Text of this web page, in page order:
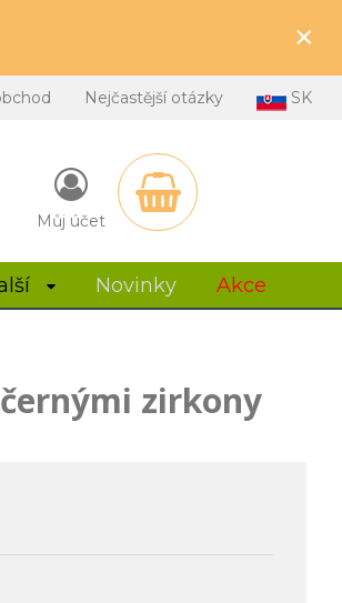
×
Nejčastější otázky SK
Můj účet
Novinky Akce
zirkony